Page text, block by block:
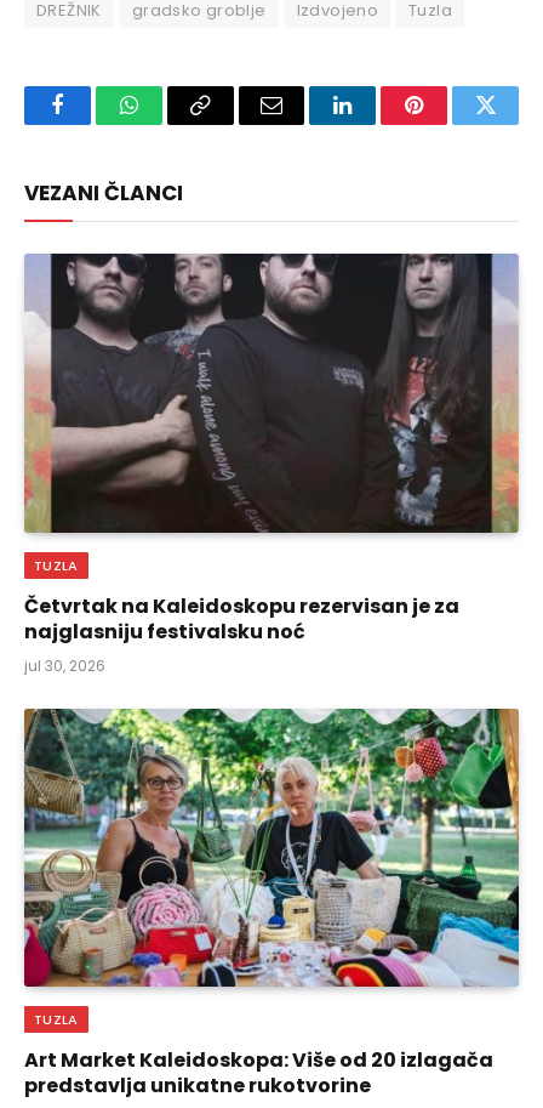
DREŽNIK gradsko groblje Izdvojeno Tuzla
FacebookWhatsAppCopy
Email LinkedInPinterest
VEZANI ČLANCI
TUZLA
Četvrtak na Kaleidoskopu rezervisan je za
najglasniju festivalsku noć
jul 30, 2026
TUZLA
Art Market Kaleidoskopa: Više od 20 izlagača
predstavlja unikatne rukotvorine